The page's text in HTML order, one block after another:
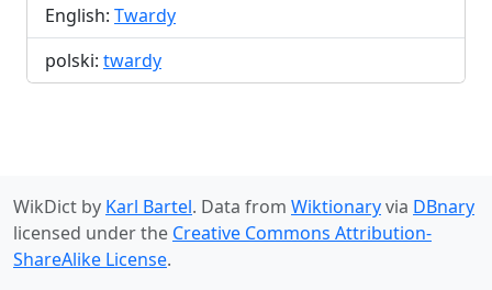
English: Twardy
polski: twardy
WikDict by Karl Bartel. Data from Wiktionaryvia DBnary
licensed under the Creative Commons Attribution-
ShareAlike License.